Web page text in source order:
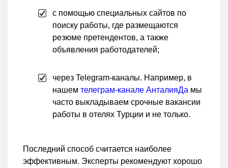
с помощью специальных сайтов по
поиску работы, где размещаются
резюме претендентов, а также
объявления работодателей;
через Telegram-каналы. Например, в
нашем телеграм-канале АнталияДа мы
часто выкладываем срочные вакансии
работы в отелях Турции и не только.
Последний способ считается наиболее
эффективным. Эксперты рекомендуют хорошо